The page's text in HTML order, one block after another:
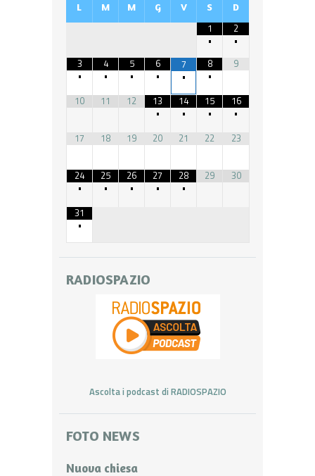
L M M G V S D
1
•
2
•
3
•
4
•
5
•
6
•
7
•
8
•
9
10 11 12
13
•
14
•
15
•
16
•
17
18 19 20 21 22 23
24
•
25
•
26
•
27
•
28
•
29 30
31
•
RADIOSPAZIO
Ascolta i podcast di RADIOSPAZIO
FOTO NEWS
Nuova chiesa